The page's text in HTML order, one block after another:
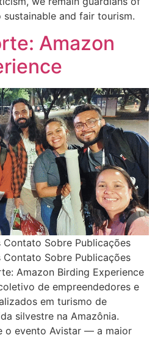
and fair tourism.
Amazon
Contato Sobre Publicações
Contato Sobre Publicações
Amazon Birding Experience
de empreendedores e
em turismo de
silvestre na Amazônia.
o evento Avistar — a maior